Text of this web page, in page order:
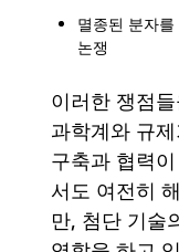
멸종된 분자
논쟁
이러한 쟁점
과학계와 규
구축과 협력
서도 여전히
만, 첨단 기술